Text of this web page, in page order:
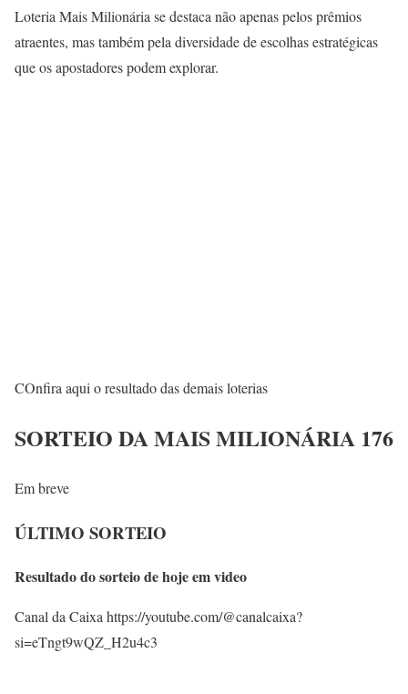
Loteria Mais Milionária se destaca não apenas pelos prêmios
atraentes, mas também pela diversidade de escolhas estratégicas
que os apostadores podem explorar.
COnfira aqui o resultado das demais loterias
SORTEIO DA MAIS MILIONÁRIA 176
Em breve
ÚLTIMO SORTEIO
Resultado do sorteio de hoje em video
Canal da Caixa https://youtube.com/@canalcaixa?
si=eTngt9wQZ_H2u4c3